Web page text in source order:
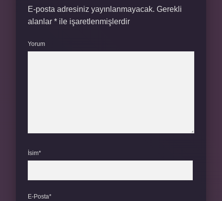
E-posta adresiniz yayınlanmayacak. Gerekli
alanlar * ile işaretlenmişlerdir
Yorum
İsim*
E-Posta*